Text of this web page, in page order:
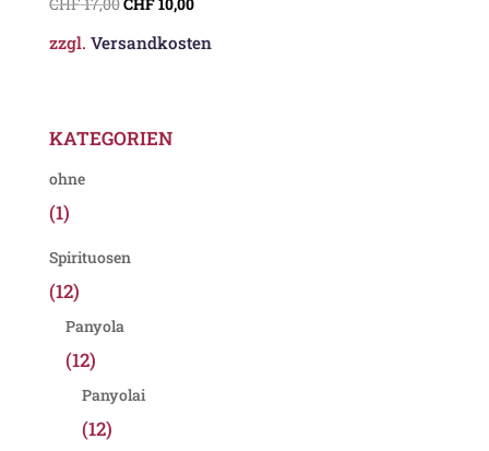
zzgl. Versandkosten
KATEGORIEN
ohne
(1)
Spirituosen
(12)
Panyola
(12)
Panyolai
(12)